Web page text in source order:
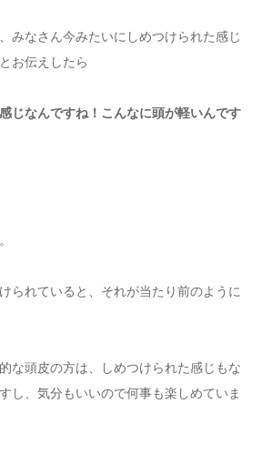
みなさん今みたいにしめつけられた感じ
お伝えしたら
じなんですね！こんなに頭が軽いんです
られていると、それが当たり前のように
な頭皮の方は、しめつけられた感じもな
し、気分もいいので何事も楽しめていま